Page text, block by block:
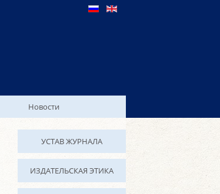
Новости
УСТАВ ЖУРНАЛА
ИЗДАТЕЛЬСКАЯ ЭТИКА